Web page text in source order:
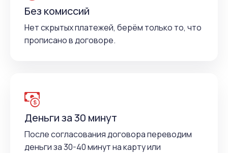
Без комиссий
Нет скрытых платежей, берём только то, что
прописано в договоре.
Деньги за 30 минут
После согласования договора переводим
деньги за 30-40 минут на карту или